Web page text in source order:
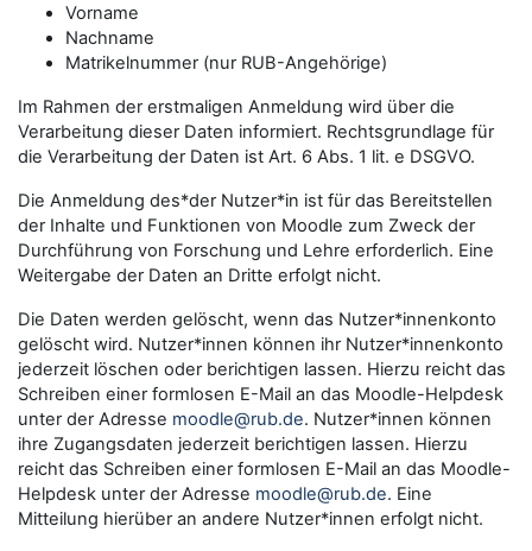
Vorname
Nachname
Matrikelnummer (nur RUB-Angehörige)
Im Rahmen der erstmaligen Anmeldung wird über die
Verarbeitung dieser Daten informiert. Rechtsgrundlage für
die Verarbeitung der Daten ist Art. 6 Abs. 1 lit. e DSGVO.
Die Anmeldung des*der Nutzer*in ist für das Bereitstellen
der Inhalte und Funktionen von Moodle zum Zweck der
Durchführung von Forschung und Lehre erforderlich. Eine
Weitergabe der Daten an Dritte erfolgt nicht.
Die Daten werden gelöscht, wenn das Nutzer*innenkonto
gelöscht wird. Nutzer*innen können ihr Nutzer*innenkonto
jederzeit löschen oder berichtigen lassen. Hierzu reicht das
Schreiben einer formlosen E-Mail an das Moodle-Helpdesk
unter der Adresse moodle@rub.de. Nutzer*innen können
ihre Zugangsdaten jederzeit berichtigen lassen. Hierzu
reicht das Schreiben einer formlosen E-Mail an das Moodle-
Helpdesk unter der Adresse moodle@rub.de. Eine
Mitteilung hierüber an andere Nutzer*innen erfolgt nicht.